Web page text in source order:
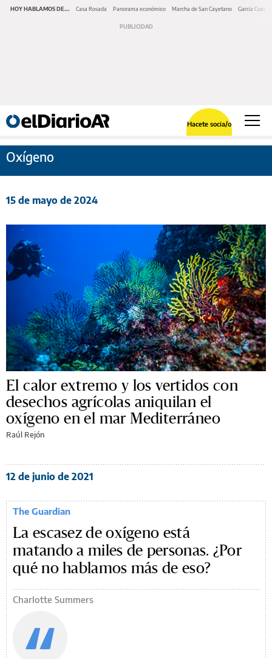
HOY HABLAMOS DE... Casa Rosada Panorama económico Marcha de San Cayetano García Cuerva
Hacete socia/o
Oxígeno
15 de mayo de 2024
El calor extremo y los vertidos con
desechos agrícolas aniquilan el
oxígeno en el mar Mediterráneo
Raúl Rejón
12 de junio de 2021
The Guardian
La escasez de oxígeno está
matando a miles de personas. ¿Por
qué no hablamos más de eso?
Charlotte Summers